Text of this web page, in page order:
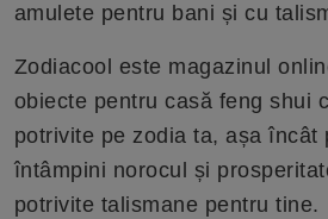
amulete pentru bani și cu
Zodiacool este magazinul
obiecte pentru casă feng shui
potrivite pe zodia ta, așa încât
întâmpini norocul și
potrivite talismane pentru tine.